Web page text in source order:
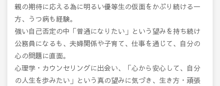
親の期待に応える為に明るい優等生の仮面をかぶり続ける一
方、うつ病も経験。
強い自己否定の中「普通になりたい」という望みを持ち続け
公務員になるも、夫婦関係や子育て、仕事を通じて、自分の
心の問題に直面。
心理学・カウンセリングに出会い、「心から安心して、自分
の人生を歩みたい」という真の望みに気づき、生き方・頑張